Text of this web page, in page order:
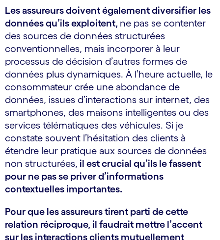
Les assureurs doivent également diversifier les
données qu’ils exploitent, ne pas se contenter
des sources de données structurées
conventionnelles, mais incorporer à leur
processus de décision d’autres formes de
données plus dynamiques. À l’heure actuelle, le
consommateur crée une abondance de
données, issues d’interactions sur internet, des
smartphones, des maisons intelligentes ou des
services télématiques des véhicules. Si je
constate souvent l’hésitation des clients à
étendre leur pratique aux sources de données
non structurées, il est crucial qu’ils le fassent
pour ne pas se priver d’informations
contextuelles importantes.
Pour que les assureurs tirent parti de cette
relation réciproque, il faudrait mettre l’accent
sur les interactions clients mutuellement